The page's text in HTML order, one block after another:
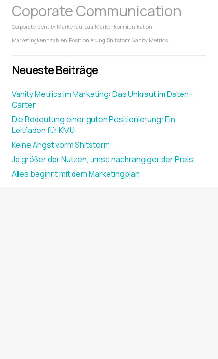
Coporate Communication
Corporate Identity Markenaufbau Markenkommunikation
Marketingkennzahlen Positionierung Shitstorm Vanity Metrics
Neueste Beiträge
Vanity Metrics im Marketing: Das Unkraut im Daten-
Garten
Die Bedeutung einer guten Positionierung: Ein
Leitfaden für KMU
Keine Angst vorm Shitstorm
Je größer der Nutzen, umso nachrangiger der Preis
Alles beginnt mit dem Marketingplan